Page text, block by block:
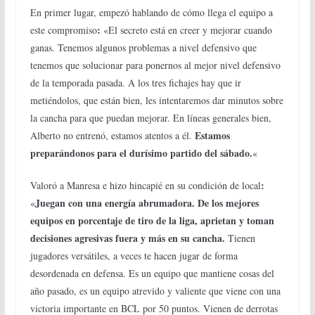
En primer lugar, empezó hablando de cómo llega el equipo a
este compromiso: «El secreto está en creer y mejorar cuando
ganas. Tenemos algunos problemas a nivel defensivo que
tenemos que solucionar para ponernos al mejor nivel defensivo
de la temporada pasada. A los tres fichajes hay que ir
metiéndolos, que están bien, les intentaremos dar minutos sobre
la cancha para que puedan mejorar. En líneas generales bien,
Alberto no entrenó, estamos atentos a él. Estamos
preparándonos para el durísimo partido del sábado.«
Valoró a Manresa e hizo hincapié en su condición de local:
«Juegan con una energía abrumadora. De los mejores
equipos en porcentaje de tiro de la liga, aprietan y toman
decisiones agresivas fuera y más en su cancha. Tienen
jugadores versátiles, a veces te hacen jugar de forma
desordenada en defensa. Es un equipo que mantiene cosas del
año pasado, es un equipo atrevido y valiente que viene con una
victoria importante en BCL por 50 puntos. Vienen de derrotas